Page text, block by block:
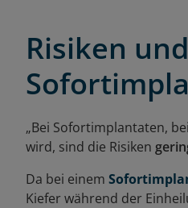
Risiken
„Bei Sofortimplantaten,
wird, sind die Risiken
Da bei einem
Kiefer während der